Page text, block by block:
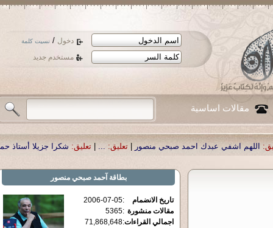
دخول / نسيت كلمة
مستخدم جديد
مقالات اساسية
منصور|تعليق: ...
|تعليق: شكرا جزيلا أستاذ حمد الحمد .أكرمكم الله .|
بطاقة آحمد صبحي منصور
تاريخ الانضمام :
2006-07-05
مقالات منشورة :
5365
اجمالي القراءات:
71,868,648